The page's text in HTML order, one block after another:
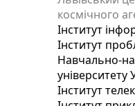
космічного
Інститут
Інститут
Навчально-
університету
Інститут